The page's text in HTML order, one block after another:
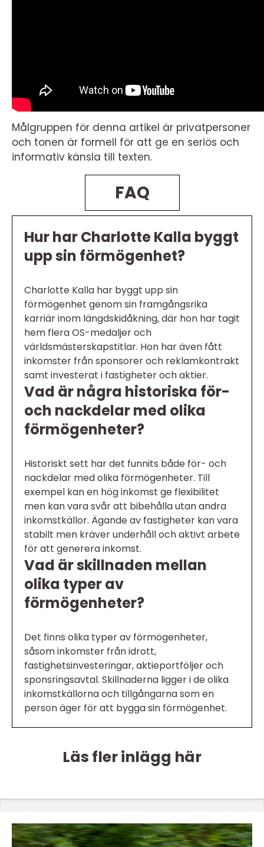
Målgruppen för denna artikel är privatpersoner
och tonen är formell för att ge en seriös och
informativ känsla till texten.
FAQ
Hur har Charlotte Kalla byggt
upp sin förmögenhet?
Charlotte Kalla har byggt upp sin
förmögenhet genom sin framgångsrika
karriär inom längdskidåkning, där hon har tagit
hem flera OS-medaljer och
världsmästerskapstitlar. Hon har även fått
inkomster från sponsorer och reklamkontrakt
samt investerat i fastigheter och aktier.
Vad är några historiska för-
och nackdelar med olika
förmögenheter?
Historiskt sett har det funnits både för- och
nackdelar med olika förmögenheter. Till
exempel kan en hög inkomst ge flexibilitet
men kan vara svår att bibehålla utan andra
inkomstkällor. Ägande av fastigheter kan vara
stabilt men kräver underhåll och aktivt arbete
för att generera inkomst.
Vad är skillnaden mellan
olika typer av
förmögenheter?
Det finns olika typer av förmögenheter,
såsom inkomster från idrott,
fastighetsinvesteringar, aktieportföljer och
sponsringsavtal. Skillnaderna ligger i de olika
inkomstkällorna och tillgångarna som en
person äger för att bygga sin förmögenhet.
Läs fler inlägg här